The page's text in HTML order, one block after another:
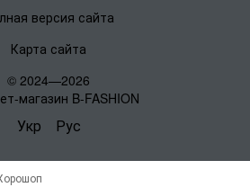
версия сайта
Карта сайта
© 2024—2026
магазин B-FASHION
Укр Рус